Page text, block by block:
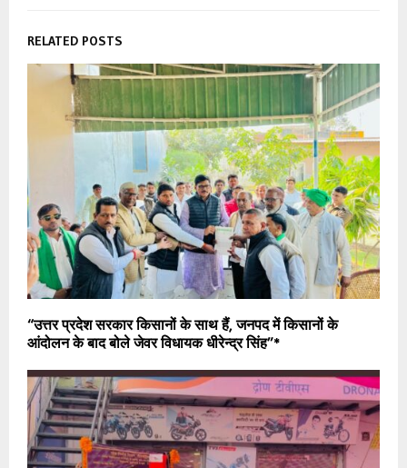
RELATED POSTS
“उत्तर प्रदेश सरकार किसानों के साथ हैं, जनपद में किसानों के
आंदोलन के बाद बोले जेवर विधायक धीरेन्द्र सिंह”*